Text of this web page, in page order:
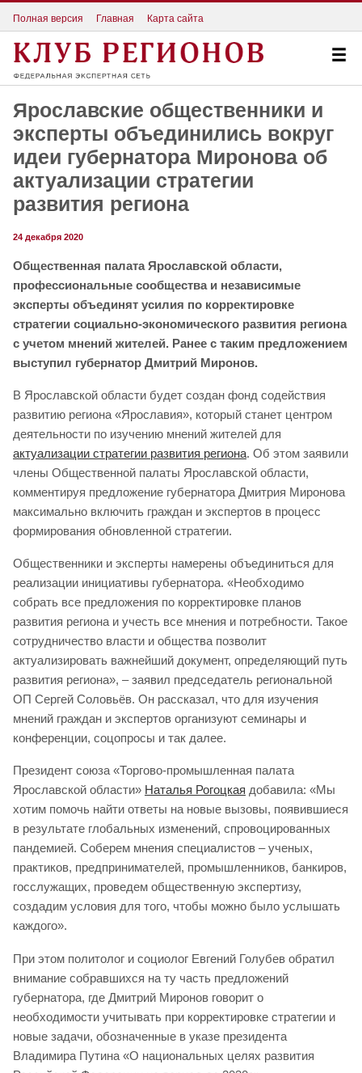
Полная версия Главная Карта сайта
Ярославские общественники и
эксперты объединились вокруг
идеи губернатора Миронова об
актуализации стратегии
развития региона
24 декабря 2020
Общественная палата Ярославской области,
профессиональные сообщества и независимые
эксперты объединят усилия по корректировке
стратегии социально-экономического развития региона
с учетом мнений жителей. Ранее с таким предложением
выступил губернатор Дмитрий Миронов.
В Ярославской области будет создан фонд содействия
развитию региона «Ярославия», который станет центром
деятельности по изучению мнений жителей для
актуализации стратегии развития региона. Об этом заявили
члены Общественной палаты Ярославской области,
комментируя предложение губернатора Дмитрия Миронова
максимально включить граждан и экспертов в процесс
формирования обновленной стратегии.
Общественники и эксперты намерены объединиться для
реализации инициативы губернатора. «Необходимо
собрать все предложения по корректировке планов
развития региона и учесть все мнения и потребности. Такое
сотрудничество власти и общества позволит
актуализировать важнейший документ, определяющий путь
развития региона», – заявил председатель региональной
ОП Сергей Соловьёв. Он рассказал, что для изучения
мнений граждан и экспертов организуют семинары и
конференции, соцопросы и так далее.
Президент союза «Торгово-промышленная палата
Ярославской области» Наталья Рогоцкая добавила: «Мы
хотим помочь найти ответы на новые вызовы, появившиеся
в результате глобальных изменений, спровоцированных
пандемией. Соберем мнения специалистов – ученых,
практиков, предпринимателей, промышленников, банкиров,
госслужащих, проведем общественную экспертизу,
создадим условия для того, чтобы можно было услышать
каждого».
При этом политолог и социолог Евгений Голубев обратил
внимание собравшихся на ту часть предложений
губернатора, где Дмитрий Миронов говорит о
необходимости учитывать при корректировке стратегии и
новые задачи, обозначенные в указе президента
Владимира Путина «О национальных целях развития